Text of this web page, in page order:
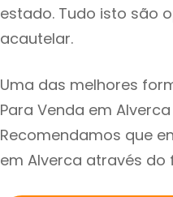
estado. Tudo isto são
acautelar.
Uma das melhores
Para Venda em
Recomendamos que
em Alverca através